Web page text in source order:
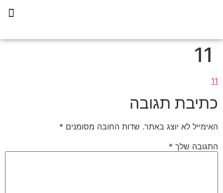
11
11
כתיבת תגובה
האימייל לא יוצג באתר. שדות החובה מסומנים *
התגובה שלך *